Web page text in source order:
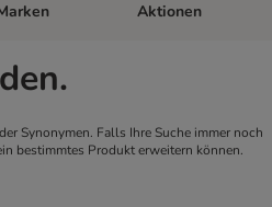
Menü öffnen: Vet & Spezialfutter
Kategorie-Menü
Aktionen
Synonymen. Falls Ihre Suche immer noch
bestimmtes Produkt erweitern können.